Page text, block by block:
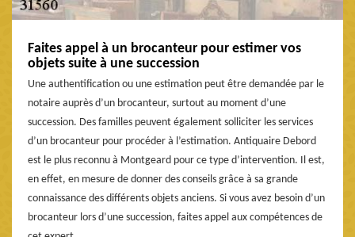
Faites appel à un brocanteur pour estimer vos
objets suite à une succession
Une authentification ou une estimation peut être demandée par le
notaire auprès d’un brocanteur, surtout au moment d’une
succession. Des familles peuvent également solliciter les services
d’un brocanteur pour procéder à l’estimation. Antiquaire Debord
est le plus reconnu à Montgeard pour ce type d’intervention. Il est,
en effet, en mesure de donner des conseils grâce à sa grande
connaissance des différents objets anciens. Si vous avez besoin d’un
brocanteur lors d’une succession, faites appel aux compétences de